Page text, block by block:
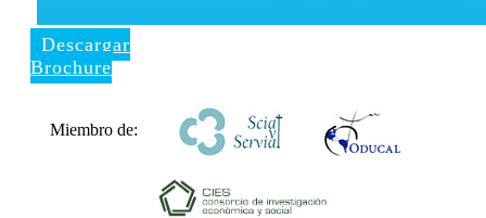
Descargar
Brochure
Miembro de: